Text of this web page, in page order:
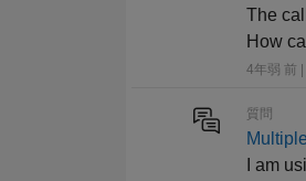
The
How
4年弱 前
質問
I am